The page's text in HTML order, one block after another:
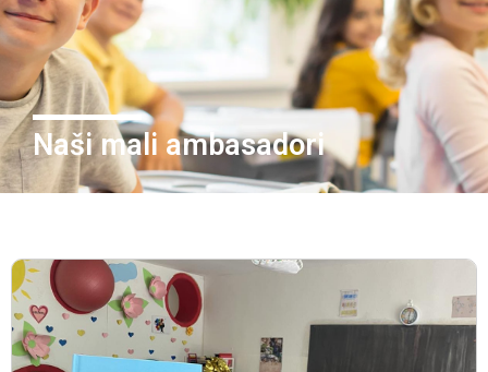
Naši mali ambasadori